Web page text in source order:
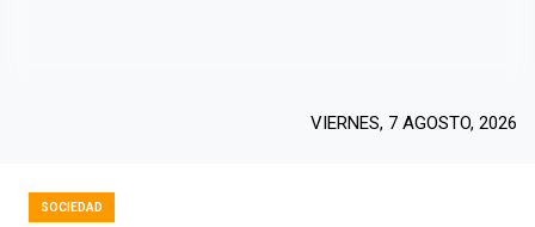
VIERNES, 7 AGOSTO, 2026
SOCIEDAD